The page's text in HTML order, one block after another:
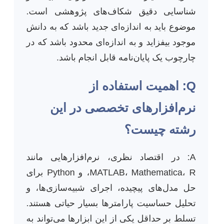
شناسایی دقیق شکاف‌های پژوهشی است.
موضوع باید به اندازه‌ای جدید باشد که به دانش
موجود بیفزاید و به اندازه‌ای محدود باشد که در
چارچوب یک پایان‌نامه قابل انجام باشد.
Q: اهمیت استفاده از
نرم‌افزارهای تخصصی در این
رشته چیست؟
A: در اقتصاد نظری، نرم‌افزارهایی مانند
MATLAB، Mathematica، R، و Python برای
حل مدل‌های پیچیده، اجرای شبیه‌سازی‌ها، و
تحلیل حساسیت پارامترها بسیار حیاتی هستند.
تسلط بر حداقل یکی از این ابزارها می‌تواند به